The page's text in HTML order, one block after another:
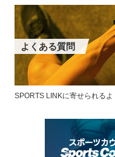
よくある質問
SPORTS LINKに寄せられるよ